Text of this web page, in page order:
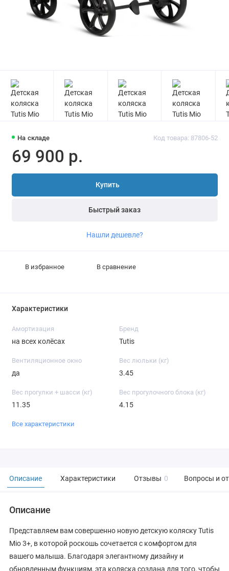
На складе Код товара: 87806-52
69 900 р.
Купить
Быстрый заказ
Нашли дешевле?
В избранное В сравнение
Характеристики
Амортизация
на всех колёсах
Бренд
Tutis
Вентиляционное окно
да
Вес люльки (кг)
3.45
Вес прогулки + шасси (кг)
11.35
Вес прогулочного блока (кг)
4.15
Все характеристики
Описание Характеристики Отзывы 0 Вопросы и
Описание
Представляем вам совершенно новую детскую коляску Tutis
Mio 3+, в которой роскошь сочетается с комфортом для
вашего малыша. Благодаря элегантному дизайну и
обновленным функциям, эта коляска создана для того, чтобы